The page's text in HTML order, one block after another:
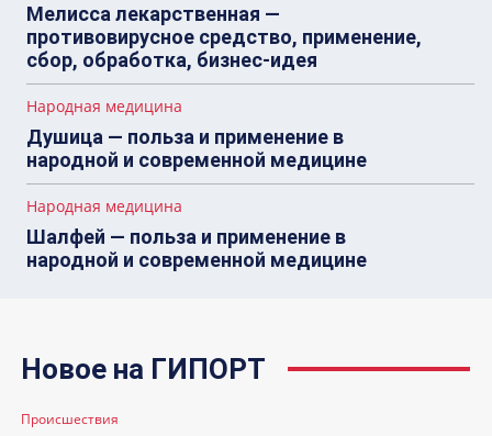
Мелисса лекарственная —
противовирусное средство, применение,
сбор, обработка, бизнес-идея
Народная медицина
Душица — польза и применение в
народной и современной медицине
Народная медицина
Шалфей — польза и применение в
народной и современной медицине
Новое на ГИПОРТ
Происшествия